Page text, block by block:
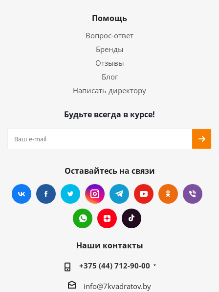
Помощь
Вопрос-ответ
Бренды
Отзывы
Блог
Написать директору
Будьте всегда в курсе!
Оставайтесь на связи
Наши контакты
+375 (44) 712-90-00
info@7kvadratov.by